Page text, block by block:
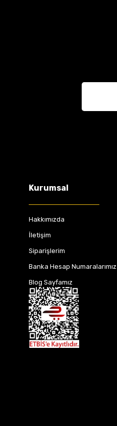
Kurumsal
Hakkımızda
İletişim
Siparişlerim
Banka Hesap Numaralarımız
Blog Sayfamız